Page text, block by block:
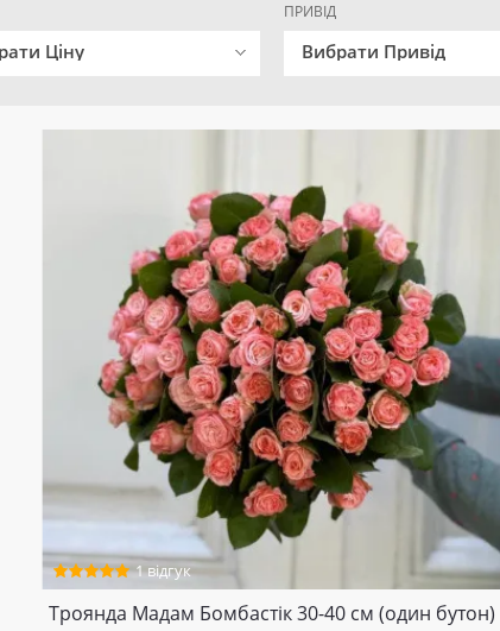
Ціну
ПРИВІД
Вибрати Привід
1 відгук
Троянда Мадам Бомбастік 30-40 см (один бутон)